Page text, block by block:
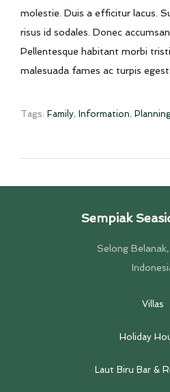
molestie. Duis a efficitur lacus.
risus id sodales. Donec
Pellentesque habitant morbi
malesuada fames ac turpis
Tags: Family, Information,
Sempiak
Selong
Villas
Holiday
Laut Biru Bar &